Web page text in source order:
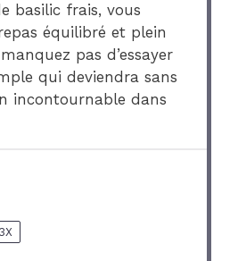
basilic frais, vous
équilibré et plein
pas d’essayer
qui deviendra sans
incontournable dans
3X